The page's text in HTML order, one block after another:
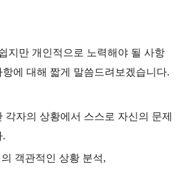
지만 개인적으로 노력해야 될 사항
에 대해 짧게 말씀드려보겠습니다.
각자의 상황에서 스스로 자신의 문제
.
객관적인 상황 분석,